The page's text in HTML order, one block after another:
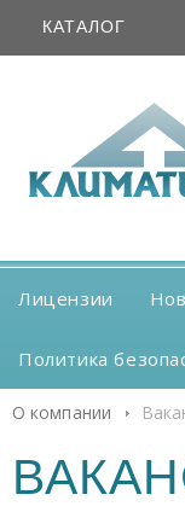
КАТАЛОГ
Лицензии
Политика
О компании